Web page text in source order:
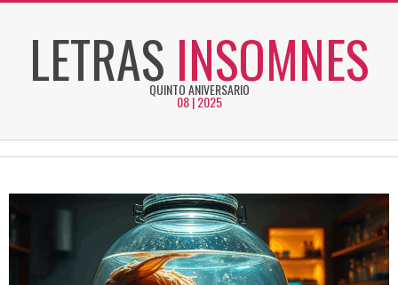
LETRAS INSOMNES
QUINTO ANIVERSARIO
08 | 2025
Menu